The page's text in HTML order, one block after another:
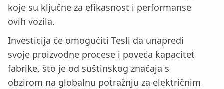
koje su ključne za efikasnost i performanse
ovih vozila.
Investicija će omogućiti Tesli da unapredi
svoje proizvodne procese i poveća kapacitet
fabrike, što je od suštinskog značaja s
obzirom na globalnu potražnju za električnim